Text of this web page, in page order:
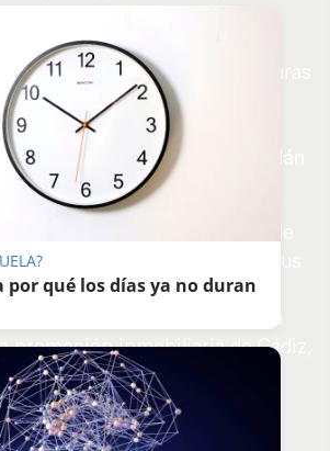
. Han estado acompañados
general de Infraestructuras
Álvaro Real , junto a otros
como los delegados
de El Puerto,
Lara.
para Alsan Homes, con sus
Santiago Pongay Alberto
actores del mundo de la
promoción inmobiliaria de Cádiz,
han pasado por el photocall de
CEO de Gesteco,Álvaro
Osborne, de Osborne
por qué los días ya no duran